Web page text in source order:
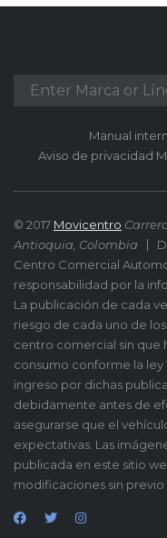
Manual
Aviso de privacidad
© 2017 Movicentro
Antioquia, Colombia
Centro Comercial
responsabilidad por la
La publicación de cada
riesgo de cada uno de
centro comercial sin que
consumo conforme la ley
ingreso por dichas
debidamente antes de
asegurarse que el
expectativas. Las
publicada en este sitio
modificaciones sin previo